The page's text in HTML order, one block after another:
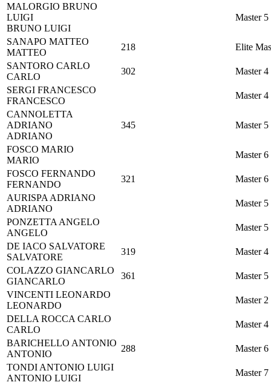
MALORGIO BRUNO
LUIGI
BRUNO LUIGI
Master 5
SANAPO MATTEO
MATTEO
218
Elite
SANTORO CARLO
CARLO
302
Master 4
SERGI FRANCESCO
FRANCESCO
Master 4
CANNOLETTA
ADRIANO
ADRIANO
345 Master 5
FOSCO MARIO
MARIO
Master 6
FOSCO FERNANDO
FERNANDO
321
Master 6
AURISPA ADRIANO
ADRIANO
Master 5
PONZETTA ANGELO
ANGELO
Master 5
DE IACO SALVATORE
SALVATORE
319
Master 4
COLAZZO GIANCARLO
GIANCARLO
361
Master 5
VINCENTI LEONARDO
LEONARDO
Master 2
DELLA ROCCA CARLO
CARLO
Master 4
BARICHELLO ANTONIO
ANTONIO
288
Master 6
TONDI ANTONIO LUIGI
ANTONIO LUIGI
Master 7